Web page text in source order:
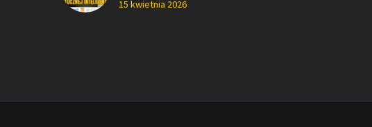
15 kwietnia 2026